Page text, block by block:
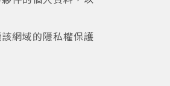
網域的隱私權保護